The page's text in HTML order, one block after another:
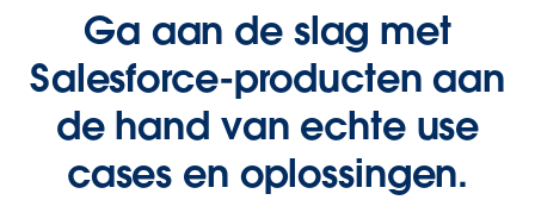
Ga aan de slag met
Salesforce-producten aan
de hand van echte use
cases en oplossingen.